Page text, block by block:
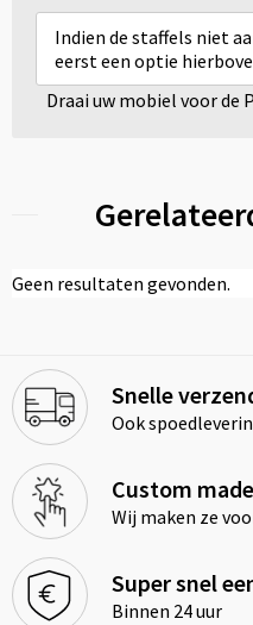
Indien de staffels niet
eerst een optie
Draai uw mobiel voor de
Geen resultaten gevonden.
Snelle
Ook
Custom
Wij maken ze
Super snel
Binnen 24 uur